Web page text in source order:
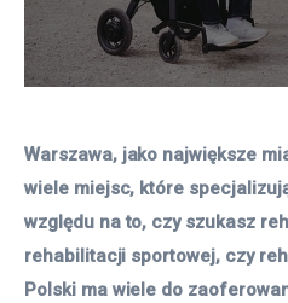
Uroda
Więcej
Warszawa, jako największe
wiele miejsc, które
względu na to, czy szukasz
rehabilitacji sportowej, czy
Polski ma wiele do